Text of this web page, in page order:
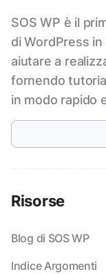
SOS WP è il
di WordPress
aiutare a
fornendo
in modo rapido
Risorse
Blog di SOS WP
Indice Argomenti